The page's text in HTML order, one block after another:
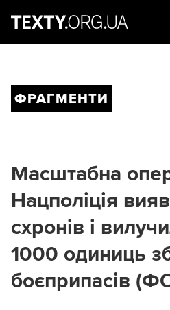
ФРАГМЕНТИ
Масштабна
Нацполіція
схронів і
1000 одиниць
боєприпасів